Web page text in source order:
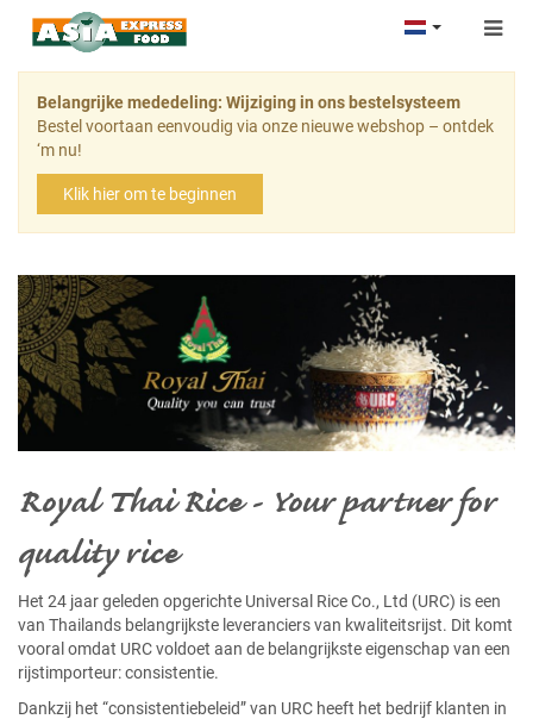
Belangrijke mededeling: Wijziging in ons bestelsysteem
Bestel voortaan eenvoudig via onze nieuwe webshop – ontdek
‘m nu!
Klik hier om te beginnen
Royal Thai Rice - Your partner for
quality rice
Het 24 jaar geleden opgerichte Universal Rice Co., Ltd (URC) is een
van Thailands belangrijkste leveranciers van kwaliteitsrijst. Dit komt
vooral omdat URC voldoet aan de belangrijkste eigenschap van een
rijstimporteur: consistentie.
Dankzij het “consistentiebeleid” van URC heeft het bedrijf klanten in